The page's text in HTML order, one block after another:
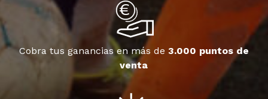
Cobra tus ganancias en más de 3.000 puntos de
venta